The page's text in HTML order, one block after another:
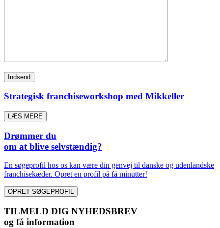
Strategisk franchiseworkshop med Mikkeller
LÆS MERE
Drømmer du
om at blive selvstændig?
En søgeprofil hos os kan være din genvej til danske og udenlandske
franchisekæder. Opret en profil på få minutter!
OPRET SØGEPROFIL
TILMELD DIG NYHEDSBREV
og få information